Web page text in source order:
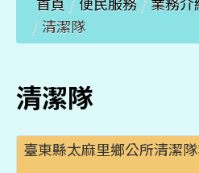
/ 清潔隊
清潔隊
臺東縣太麻里鄉公所清潔